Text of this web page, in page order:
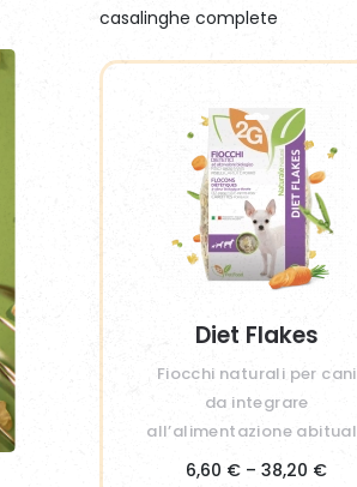
casalinghe complete
Diet Flakes
Fiocchi naturali per cani
da integrare
all’alimentazione
6,60 € – 38,20 €